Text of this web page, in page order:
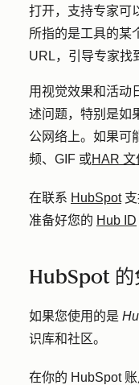
打开，支持专家可
所指的是工具的某
URL，引导专家找
用视觉效果和活动
述问题，特别是如
公网络上。如果可
频、GIF 或HAR 文
在联系 HubSpot支
准备好您的 Hub ID
HubSpot 的
如果您使用的是
识库和社区。
在你的 HubSpot